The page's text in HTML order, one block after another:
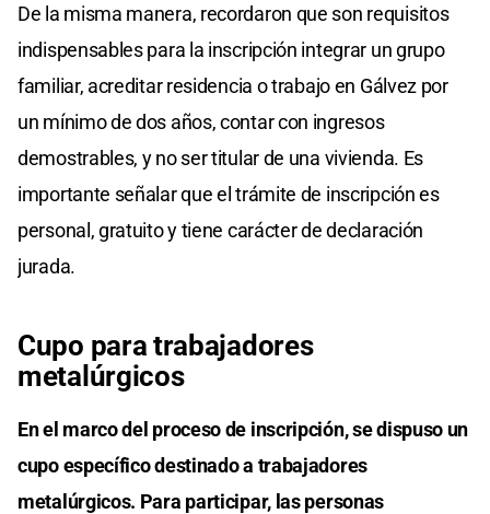
De la misma manera, recordaron que son requisitos
indispensables para la inscripción integrar un grupo
familiar, acreditar residencia o trabajo en Gálvez por
un mínimo de dos años, contar con ingresos
demostrables, y no ser titular de una vivienda. Es
importante señalar que el trámite de inscripción es
personal, gratuito y tiene carácter de declaración
jurada.
Cupo para trabajadores
metalúrgicos
En el marco del proceso de inscripción, se dispuso un
cupo específico destinado a trabajadores
metalúrgicos. Para participar, las personas